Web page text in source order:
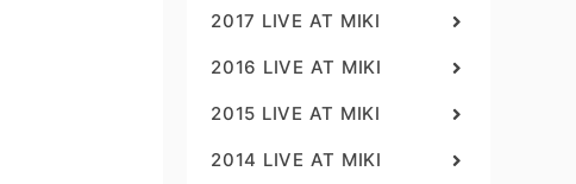
2017 LIVE AT MIKI
2016 LIVE AT MIKI
2015 LIVE AT MIKI
2014 LIVE AT MIKI